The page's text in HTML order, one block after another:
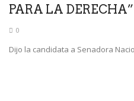
PARA LA DERECHA”
0
Dijo la candidata a Senadora